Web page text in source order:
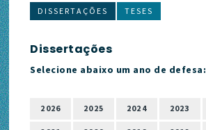
DISSERTAÇÕES TESES
Dissertações
Selecione abaixo um ano de defesa:
2026 2025 2024 2023